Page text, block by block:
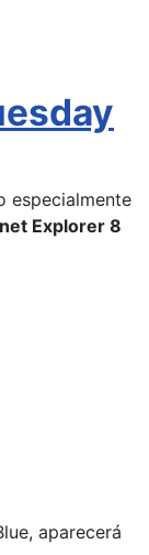
especialmente
Explorer 8
aparecerá